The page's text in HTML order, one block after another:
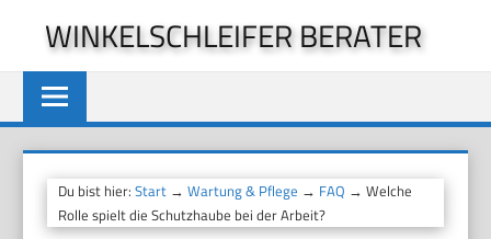
springen
WINKELSCHLEIFER BERATER
Du bist hier:Start →Wartung & Pflege → FAQ → Welche
Rolle spielt die Schutzhaube bei der Arbeit?